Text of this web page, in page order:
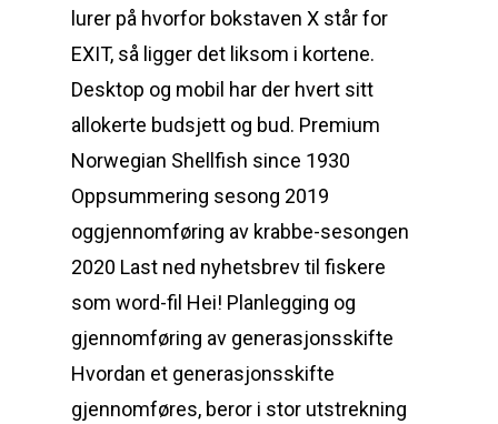
lurer på hvorfor bokstaven X står for
EXIT, så ligger det liksom i kortene.
Desktop og mobil har der hvert sitt
allokerte budsjett og bud. Premium
Norwegian Shellfish since 1930
Oppsummering sesong 2019
oggjennomføring av krabbe-sesongen
2020 Last ned nyhetsbrev til fiskere
som word-fil Hei! Planlegging og
gjennomføring av generasjonsskifte
Hvordan et generasjonsskifte
gjennomføres, beror i stor utstrekning